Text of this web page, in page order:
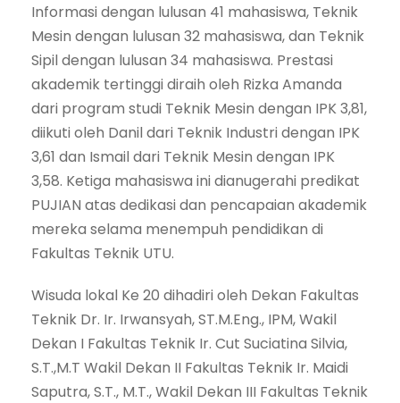
Informasi dengan lulusan 41 mahasiswa, Teknik
Mesin dengan lulusan 32 mahasiswa, dan Teknik
Sipil dengan lulusan 34 mahasiswa. Prestasi
akademik tertinggi diraih oleh Rizka Amanda
dari program studi Teknik Mesin dengan IPK 3,81,
diikuti oleh Danil dari Teknik Industri dengan IPK
3,61 dan Ismail dari Teknik Mesin dengan IPK
3,58. Ketiga mahasiswa ini dianugerahi predikat
PUJIAN atas dedikasi dan pencapaian akademik
mereka selama menempuh pendidikan di
Fakultas Teknik UTU.
Wisuda lokal Ke 20 dihadiri oleh Dekan Fakultas
Teknik Dr. Ir. Irwansyah, ST.M.Eng., IPM, Wakil
Dekan I Fakultas Teknik Ir. Cut Suciatina Silvia,
S.T.,M.T Wakil Dekan II Fakultas Teknik Ir. Maidi
Saputra, S.T., M.T., Wakil Dekan III Fakultas Teknik